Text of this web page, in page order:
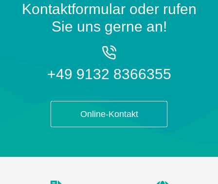
Kontaktformular oder rufen
Sie uns gerne an!
+49 9132 8366355
Online-Kontakt